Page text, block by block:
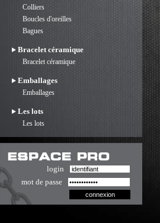
Colliers
Boucles d'oreilles
Bagues
Bracelet céramique
Bracelet céramique
Emballages
Emballages
Les lots
Les lots
login
mot de passe